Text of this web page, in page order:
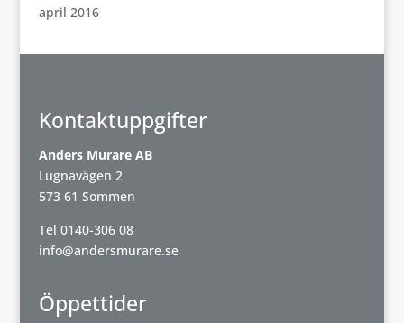
april 2016
Kontaktuppgifter
Anders Murare AB
Lugnavägen 2
573 61 Sommen
Tel 0140-306 08
info@andersmurare.se
Öppettider